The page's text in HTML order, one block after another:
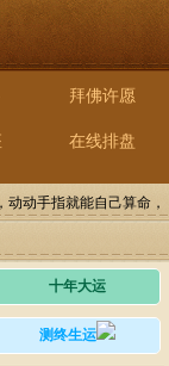
拜佛许愿
在线排盘
动手指就能自己算命，
十年大运
测终生运